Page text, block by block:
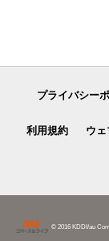
プライバシー
利用規約 ウ
© 2016 KDDI/au